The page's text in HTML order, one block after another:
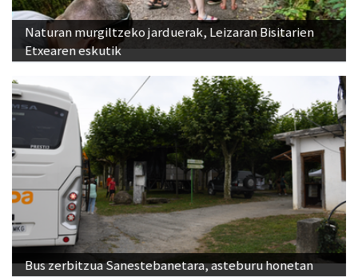
Naturan murgiltzeko jarduerak, Leizaran Bisitarien
Etxearen eskutik
Bus zerbitzua Sanestebanetara, asteburu honetan